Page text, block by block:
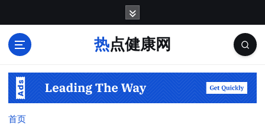
热点健康网
首页